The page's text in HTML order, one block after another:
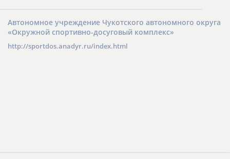
Автономное учреждение Чукотского автономного округа
«Окружной спортивно-досуговый комплекс»
http://sportdos.anadyr.ru/index.html